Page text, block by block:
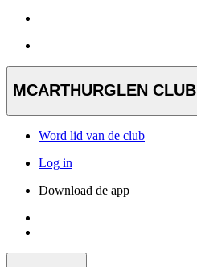
MCARTHURGLEN CLUB
Word lid van de club
Log in
Download de app